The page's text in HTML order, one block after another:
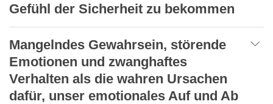
Gefühl der Sicherheit zu bekommen
Mangelndes Gewahrsein, störende
Emotionen und zwanghaftes
Verhalten als die wahren Ursachen
dafür, unser emotionales Auf und Ab